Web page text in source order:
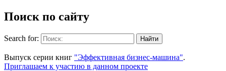
Поиск по сайту
Search for:
Выпуск серии книг "Эффективная бизнес-машина".
Приглашаем к участию в данном проекте